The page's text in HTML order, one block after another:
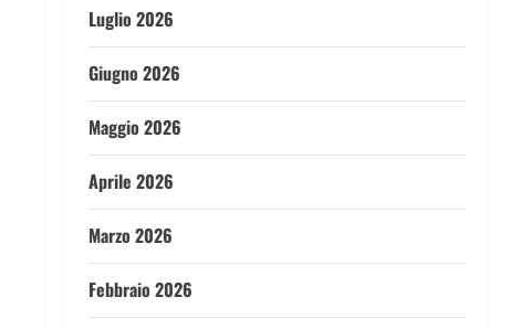
Luglio 2026
Giugno 2026
Maggio 2026
Aprile 2026
Marzo 2026
Febbraio 2026